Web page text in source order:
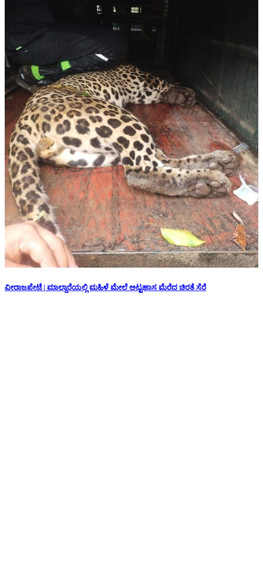
ವೀರಾಜಪೇಟೆ | ಮಾಲ್ದಾರೆಯಲ್ಲಿ ಮಹಿಳೆ ಮೇಲೆ ಅಟ್ಟಹಾಸ ಮೆರೆದ ಚಿರತೆ ಸೆರೆ